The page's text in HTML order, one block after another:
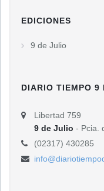
EDICIONES
9 de Julio
DIARIO TIEMPO 9
Libertad 759
9 de Julio - Pcia.
(02317) 430285